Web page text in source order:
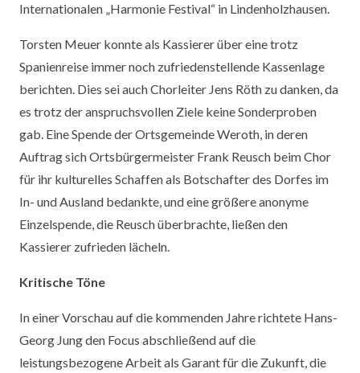
Internationalen „Harmonie Festival“ in Lindenholzhausen.
Torsten Meuer konnte als Kassierer über eine trotz
Spanienreise immer noch zufriedenstellende Kassenlage
berichten. Dies sei auch Chorleiter Jens Röth zu danken, da
es trotz der anspruchsvollen Ziele keine Sonderproben
gab. Eine Spende der Ortsgemeinde Weroth, in deren
Auftrag sich Ortsbürgermeister Frank Reusch beim Chor
für ihr kulturelles Schaffen als Botschafter des Dorfes im
In- und Ausland bedankte, und eine größere anonyme
Einzelspende, die Reusch überbrachte, ließen den
Kassierer zufrieden lächeln.
Kritische Töne
In einer Vorschau auf die kommenden Jahre richtete Hans-
Georg Jung den Focus abschließend auf die
leistungsbezogene Arbeit als Garant für die Zukunft, die